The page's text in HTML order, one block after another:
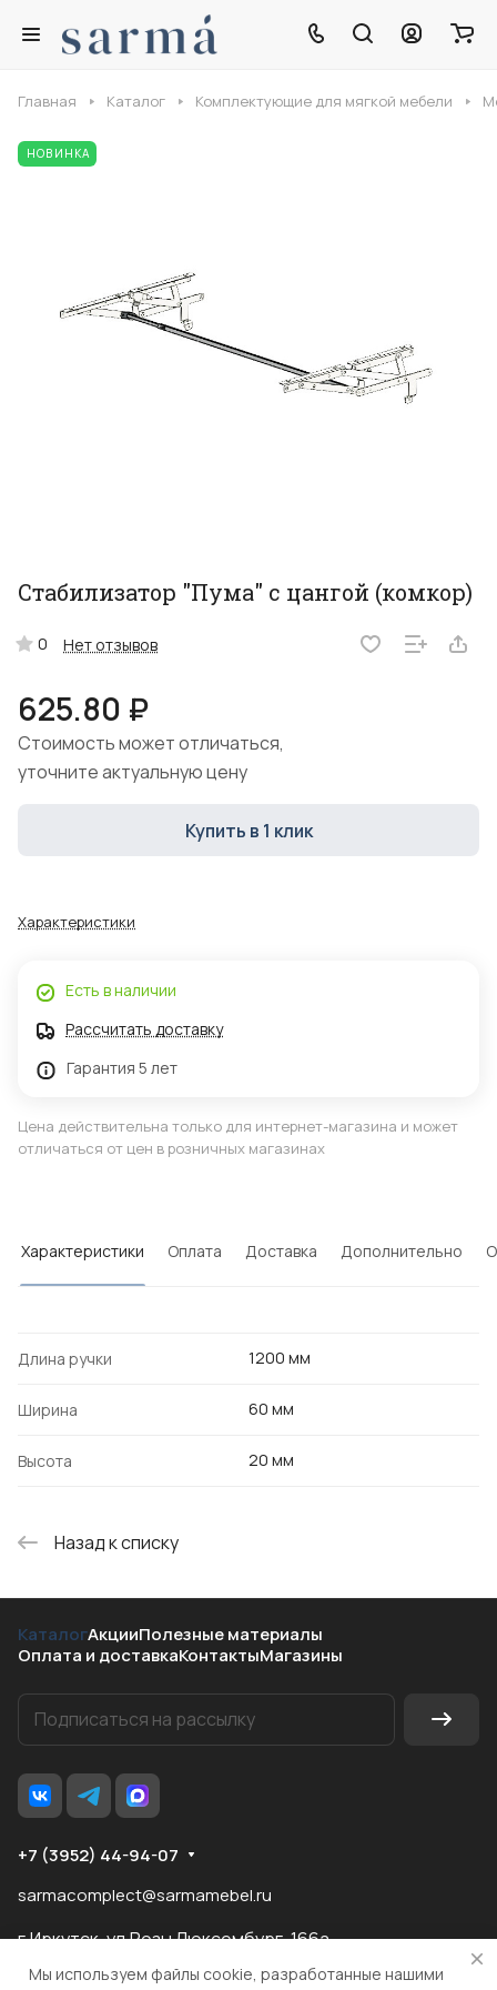
Главная Каталог Комплектующие для мягкой мебели
НОВИНКА
Стабилизатор "Пума" с цангой (комкор)
0 Нет отзывов
625.80 ₽
Стоимость может отличаться,
уточните актуальную цену
Купить в 1 клик
Характеристики
Есть в наличии
Рассчитать доставку
Гарантия 5 лет
Цена действительна только для интернет-магазина и может
отличаться от цен в розничных магазинах
Характеристики Оплата Доставка Дополнительно
Длина ручки 1200 мм
Ширина 60 мм
Высота 20 мм
Назад к списку
КаталогАкцииПолезные материалы
Оплата и доставкаКонтактыМагазины
+7 (3952) 44-94-07
sarmacomplect@sarmamebel.ru
г.Иркутск, ул.Розы Люксембург, 166а
Мы используем файлы cookie, разработанные нашими